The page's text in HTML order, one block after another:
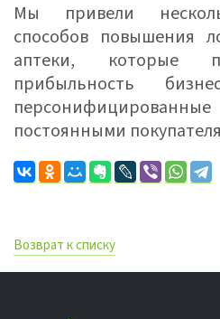
Мы привели
способов повышения
аптеки, которые
прибыльность
постоянными
Возврат к списку